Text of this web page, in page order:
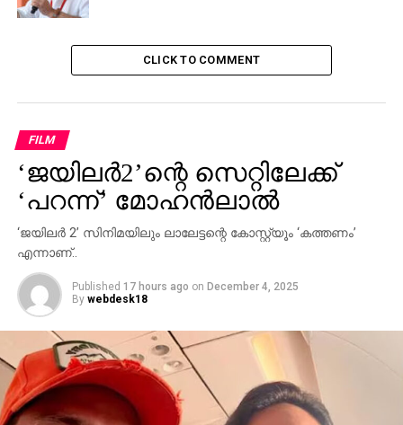
CLICK TO COMMENT
FILM
‘ജയിലര്‍2’ന്റെ സെറ്റിലേക്ക്
‘പറന്ന്’ മോഹന്‍ലാല്‍
‘ജയിലര്‍ 2’ സിനിമയിലും ലാലേട്ടന്റെ കോസ്റ്റ്യൂം ‘കത്തണം’
എന്നാണ്..
Published 17 hours ago on December 4, 2025
By webdesk18